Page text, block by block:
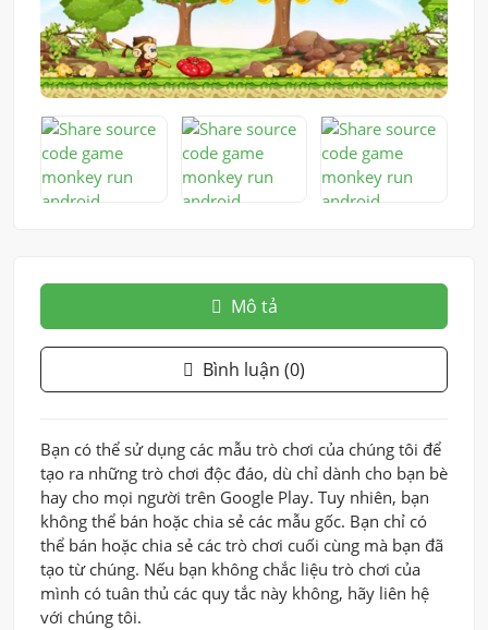
Mô tả
Bình luận (0)
Bạn có thể sử dụng các mẫu trò chơi của chúng tôi để
tạo ra những trò chơi độc đáo, dù chỉ dành cho bạn bè
hay cho mọi người trên Google Play. Tuy nhiên, bạn
không thể bán hoặc chia sẻ các mẫu gốc. Bạn chỉ có
thể bán hoặc chia sẻ các trò chơi cuối cùng mà bạn đã
tạo từ chúng. Nếu bạn không chắc liệu trò chơi của
mình có tuân thủ các quy tắc này không, hãy liên hệ
với chúng tôi.